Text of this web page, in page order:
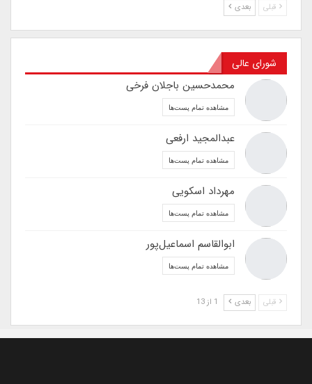
قبلی بعدی
شورای عالی
محمدحسین باجلان فرخی
مشاهده تمام پست‌ها
عبدالمجید ارفعی
مشاهده تمام پست‌ها
مهرداد اسکویی
مشاهده تمام پست‌ها
ابوالقاسم اسماعیل‌پور
مشاهده تمام پست‌ها
قبلی بعدی